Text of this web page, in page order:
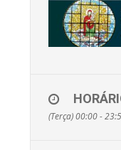
(Terça) 00:00 -